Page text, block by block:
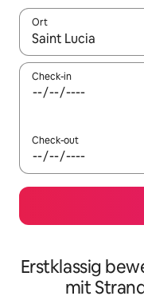
Ort
Wenn Ergebnisse
Check-in
Check-out
Erstklassig
mit